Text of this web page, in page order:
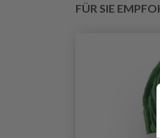
FÜR SIE